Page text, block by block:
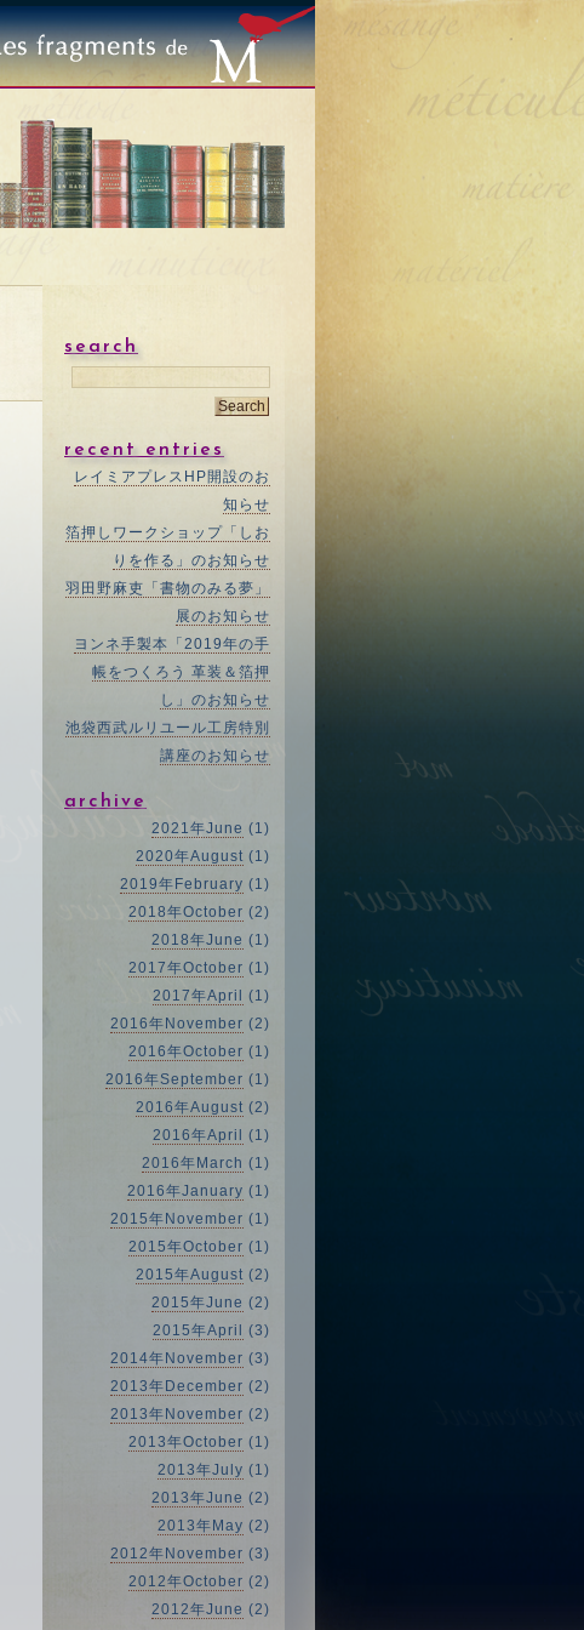
search
recent entries
レイミアプレスHP開設のお
知らせ
箔押しワークショップ「しお
りを作る」のお知らせ
羽田野麻吏「書物のみる夢」
展のお知らせ
ヨンネ手製本「2019年の手
帳をつくろう 革装＆箔押
し」のお知らせ
池袋西武ルリユール工房特別
講座のお知らせ
archive
2021年June (1)
2020年August (1)
2019年February (1)
2018年October (2)
2018年June (1)
2017年October (1)
2017年April
(1)
2016年November (2)
2016年October (1)
2016年September (1)
2016年August (2)
2016年April
(1)
2016年March (1)
2016年January (1)
2015年November (1)
2015年October (1)
2015年August (2)
2015年June (2)
2015年April
(3)
2014年November (3)
2013年December (2)
2013年November (2)
2013年October (1)
2013年July (1)
2013年June (2)
2013年May (2)
2012年November (3)
2012年October (2)
2012年June (2)